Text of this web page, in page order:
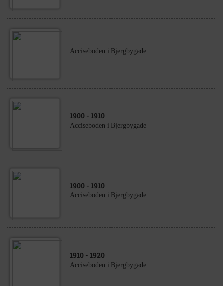
Acciseboden i Bjergbygade
1900 - 1910
Acciseboden i Bjergbygade
1900 - 1910
Acciseboden i Bjergbygade
1910 - 1920
Acciseboden i Bjergbygade